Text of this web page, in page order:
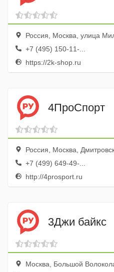
Россия, Москва, улица
+7 (495) 150-11-...
https://2k-shop.ru
4ПроСпорт
Россия, Москва, Дмитровское
+7 (499) 649-49-...
http://4prosport.ru
3Джи байкс
Москва, Большой